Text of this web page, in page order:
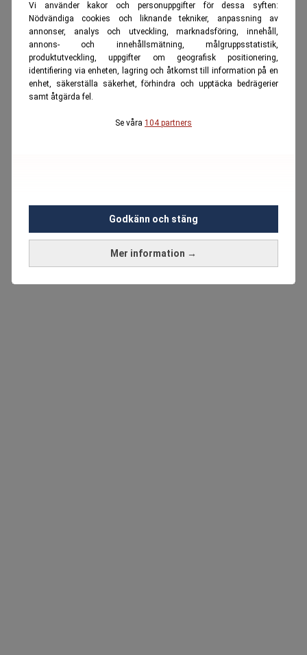
Vi använder kakor och personuppgifter för dessa syften:
Nödvändiga cookies och liknande tekniker, anpassning av
annonser, analys och utveckling, marknadsföring, innehåll,
annons- och innehållsmätning, målgruppsstatistik,
produktutveckling, uppgifter om geografisk positionering,
identifiering via enheten, lagring och åtkomst till information på en
enhet, säkerställa säkerhet, förhindra och upptäcka bedrägerier
samt åtgärda fel.
Se våra 104 partners
Mer information →
Godkänn och stäng